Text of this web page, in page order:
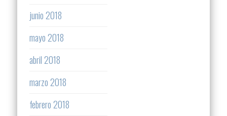
junio 2018
mayo 2018
abril 2018
marzo 2018
febrero 2018